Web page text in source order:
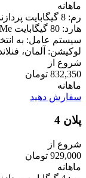
ماهانه
سیستم عامل: به
لوکیشن: آلمان،
شروع از
832,350 تومان
ماهانه
سفارش دهید
پلان 4
شروع از
929,000 تومان
ماهانه